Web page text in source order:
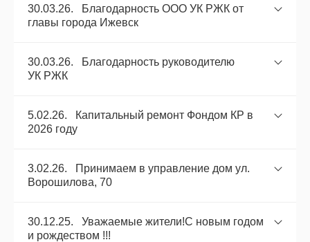
30.03.26. Благодарность ООО УК РЖК от
главы города Ижевск
30.03.26. Благодарность руководителю
УК РЖК
5.02.26. Капитальный ремонт Фондом КР в
2026 году
3.02.26. Принимаем в управление дом ул.
Ворошилова, 70
30.12.25. Уважаемые жители!С новым годом
и рождеством !!!